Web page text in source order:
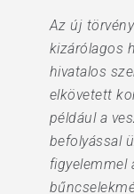
Az új
kizárólagos
hivatalos
elkövetett
például a
befolyással
figyelemmel